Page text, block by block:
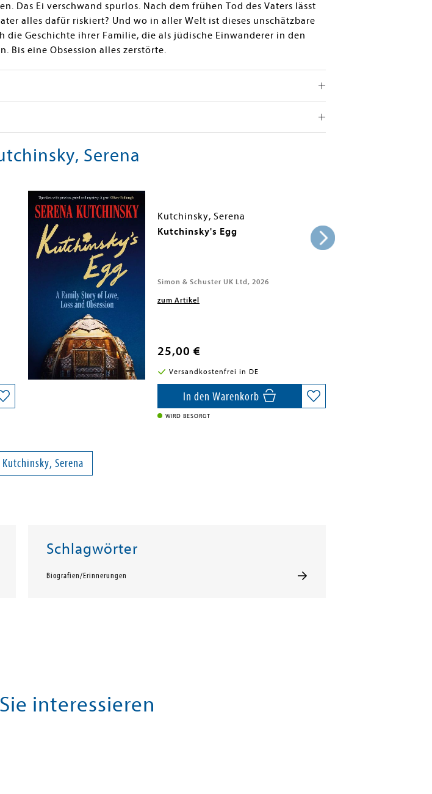
Das Ei verschwand spurlos. Nach dem frühen Tod des Vaters lässt
alles dafür riskiert? Und wo in aller Welt ist dieses unschätzbare
Geschichte ihrer Familie, die als jüdische Einwanderer in den
Bis eine Obsession alles zerstörte.
Serena
Kutchinsky, Serena
Kutchinsky's Egg
Simon & Schuster UK Ltd, 2026
zum Artikel
25,00 €
Versandkostenfrei in DE
In den Warenkorb
WIRD BESORGT
Serena
Schlagwörter
Biografien/Erinnerungen
interessieren